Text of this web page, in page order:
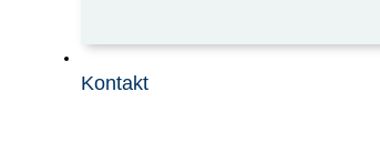
Kontakt